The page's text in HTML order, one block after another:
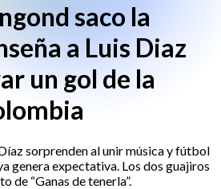
saco la
a Luis Diaz
un gol de la
sorprenden al unir música y fútbol
genera expectativa. Los dos guajiros
de “Ganas de tenerla”.